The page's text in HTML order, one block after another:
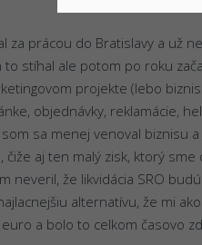
za prácou do Bratislavy a už
stíhal ale potom po roku
projekte (lebo
objednávky, reklamácie,
sa menej venoval biznisu
čiže aj ten malý zisk, ktorý
neveril, že likvidácia SRO
alternatívu, že mi
a bolo to celkom časovo